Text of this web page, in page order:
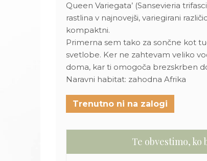
Queen Variegata’ (Sansevieria
rastlina v najnovejši, variegirani
kompaktni.
Primerna sem tako za sončne kot
svetlobe. Ker ne zahtevam veliko
doma, kar ti omogoča brezskrben
Naravni habitat: zahodna Afrika
Trenutno ni na zalogi
Te obvestimo, ko